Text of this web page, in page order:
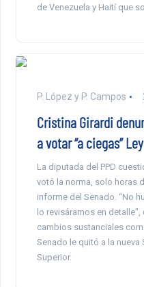
de Venezuela y Haití que
P. López y P. Campos
Cristina Girardi
a votar “a ciegas”
La diputada del PPD
votó la norma, solo horas
informe del Senado. “No
lo revisáramos en
cambios sustanciales
Senado le quitó a la
Superior.